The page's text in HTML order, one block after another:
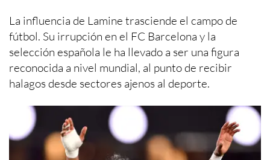
La influencia de Lamine trasciende el campo de
fútbol. Su irrupción en el FC Barcelona y la
selección española le ha llevado a ser una figura
reconocida a nivel mundial, al punto de recibir
halagos desde sectores ajenos al deporte.